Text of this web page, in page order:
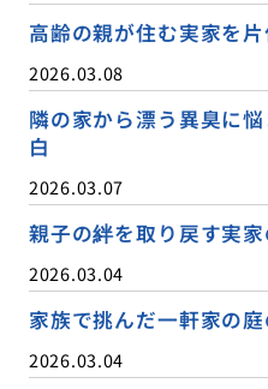
高齢の親が住む実家を
2026.03.08
隣の家から漂う異臭に
白
2026.03.07
親子の絆を取り戻す実
2026.03.04
家族で挑んだ一軒家の
2026.03.04